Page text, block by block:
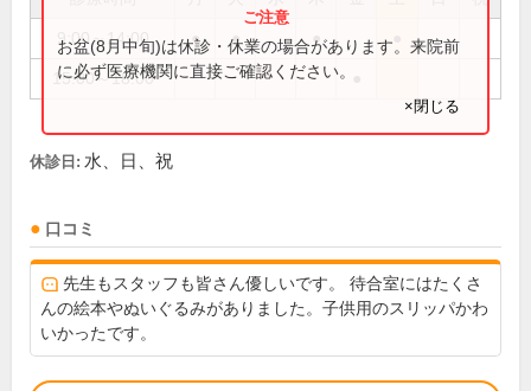
9:00～14:00 ● ● ●
15:00～18:00
お盆(8月中旬)は休診・休業の場合があります。来院前
に必ず医療機関に直接ご確認ください。
×閉じる
休診日: 水、日、祝
口コミ
先生もスタッフも皆さん優しいです。 待合室にはたくさ
んの絵本やぬいぐるみがありました。子供用のスリッパかわ
いかったです。